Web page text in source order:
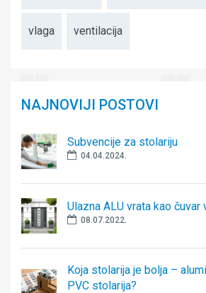
vlaga ventilacija
NAJNOVIJI POSTOVI
Subvencije za stolariju
04.04.2024.
Ulazna ALU vrata kao čuvar
08.07.2022.
Koja stolarija je bolja –
PVC stolarija?